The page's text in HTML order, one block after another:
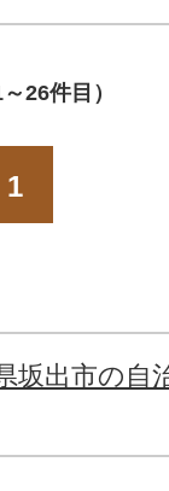
26件目）
1
坂出市の自